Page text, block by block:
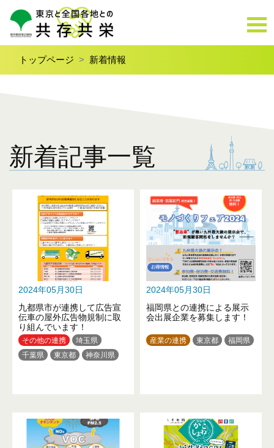
トップページ 新着情報
新着記事一覧
2024年05月30日
九都県市が連携して広告宣
伝車の屋外広告物規制に取
り組んでいます！
その他の連携
埼玉県
千葉県
東京都 神奈川県
2024年05月30日
福岡県との連携による展示
会出展企業を募集します！
産業の連携 東京都 福岡県